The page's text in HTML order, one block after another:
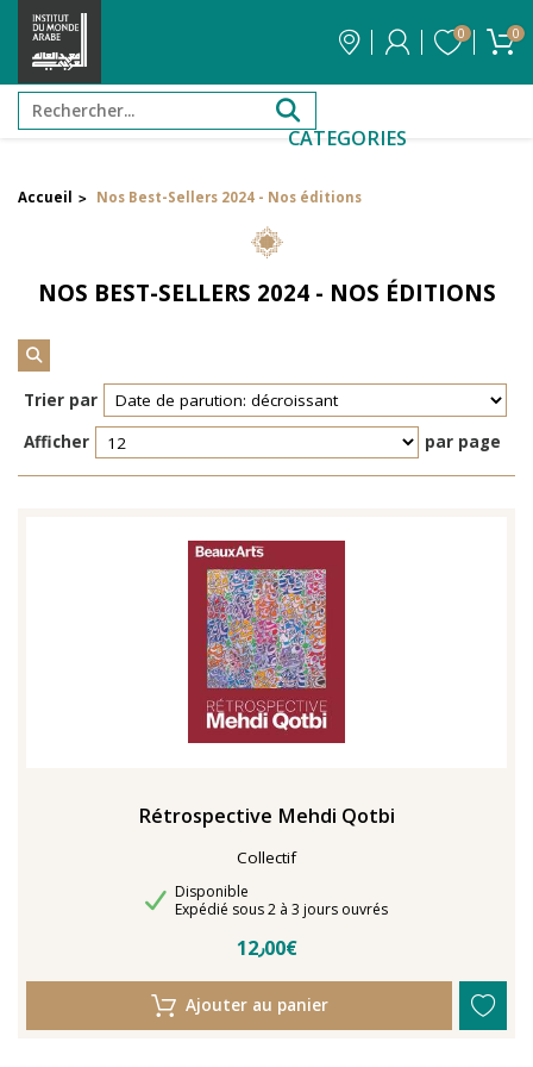
0 0
CATEGORIES
FILTRER PAR PRIX
Filtrer par attribut
Éditeur
Réinitialiser les filtres
TENTER L'ART POUR SOIGNER
Accueil > Nos Best-Sellers 2024 - Nos éditions
NOS BEST-SELLERS 2024 - NOS ÉDITIONS
Trier par
Afficher
par page
Rétrospective Mehdi Qotbi
Collectif
Disponibilité
Disponible
Délais de livraison
Expédié sous 2 à 3 jours ouvrés
12٫00€
Ajouter au panier